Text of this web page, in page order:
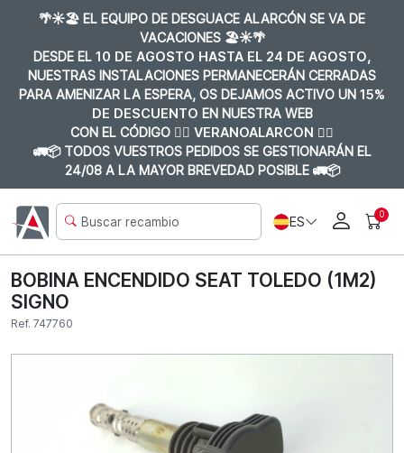
🌴☀️🏖️ EL EQUIPO DE DESGUACE ALARCÓN SE VA DE
VACACIONES 🏖️☀️🌴
DESDE EL 10 DE AGOSTO HASTA EL 24 DE AGOSTO,
NUESTRAS INSTALACIONES PERMANECERÁN CERRADAS
PARA AMENIZAR LA ESPERA, OS DEJAMOS ACTIVO UN 15%
DE DESCUENTO EN NUESTRA WEB
CON EL CÓDIGO 👉🏼 VERANOALARCON 👈🏼
🚛📦 TODOS VUESTROS PEDIDOS SE GESTIONARÁN EL
24/08 A LA MAYOR BREVEDAD POSIBLE 🚛📦
ES 0
BOBINA ENCENDIDO SEAT TOLEDO (1M2)
SIGNO
Ref. 747760